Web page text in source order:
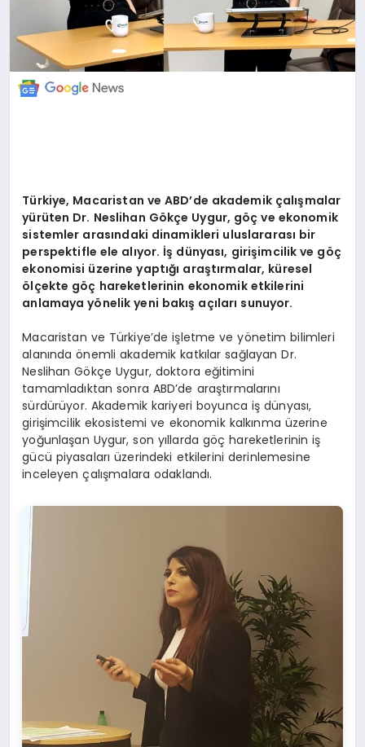
Türkiye, Macaristan ve ABD’de akademik çalışmalar
yürüten Dr. Neslihan Gökçe Uygur, göç ve ekonomik
sistemler arasındaki dinamikleri uluslararası bir
perspektifle ele alıyor. İş dünyası, girişimcilik ve göç
ekonomisi üzerine yaptığı araştırmalar, küresel
ölçekte göç hareketlerinin ekonomik etkilerini
anlamaya yönelik yeni bakış açıları sunuyor.
Macaristan ve Türkiye’de işletme ve yönetim bilimleri
alanında önemli akademik katkılar sağlayan Dr.
Neslihan Gökçe Uygur, doktora eğitimini
tamamladıktan sonra ABD’de araştırmalarını
sürdürüyor. Akademik kariyeri boyunca iş dünyası,
girişimcilik ekosistemi ve ekonomik kalkınma üzerine
yoğunlaşan Uygur, son yıllarda göç hareketlerinin iş
gücü piyasaları üzerindeki etkilerini derinlemesine
inceleyen çalışmalara odaklandı.